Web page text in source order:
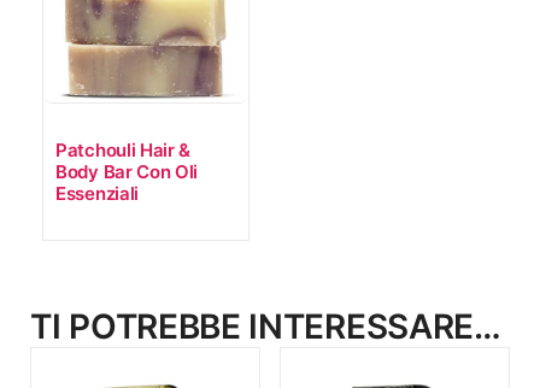
Patchouli Hair &
Body Bar Con Oli
Essenziali
TI POTREBBE INTERESSARE…